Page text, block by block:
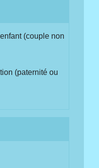
(couple non
(paternité ou